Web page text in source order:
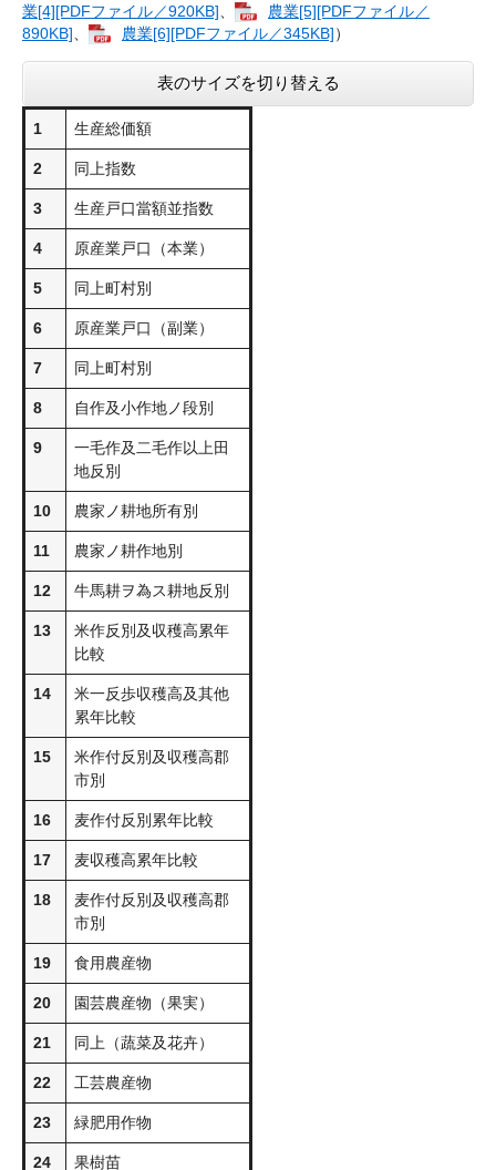
業[4][PDFファイル／920KB]
農業[5][PDFファイル／
890KB]
農業[6][PDFファイル／345KB]）
表のサイズを切り替える
1 生産総価額
2 同上指数
3 生産戸口當額並指数
4 原産業戸口（本業）
5 同上町村別
6 原産業戸口（副業）
7 同上町村別
8 自作及小作地ノ段別
9
一毛作及二毛作以上田
地反別
10 農家ノ耕地所有別
11 農家ノ耕作地別
12 牛馬耕ヲ為ス耕地反別
13
米作反別及収穫高累年
比較
14
米一反歩収穫高及其他
累年比較
15
米作付反別及収穫高郡
市別
16 麦作付反別累年比較
17 麦収穫高累年比較
18
麦作付反別及収穫高郡
市別
19 食用農産物
20 園芸農産物（果実）
21 同上（蔬菜及花卉）
22 工芸農産物
23 緑肥用作物
24 果樹苗